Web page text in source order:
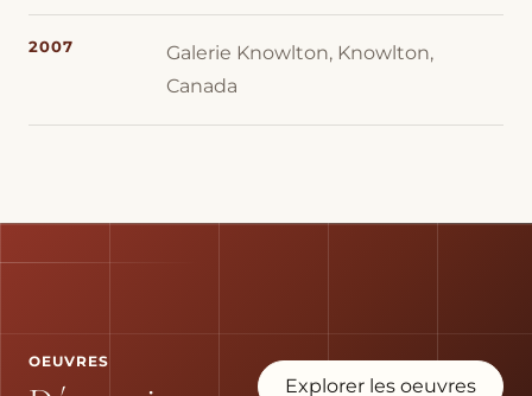
2007
Galerie Knowlton, Knowlton,
Canada
OEUVRES
Explorer les oeuvres